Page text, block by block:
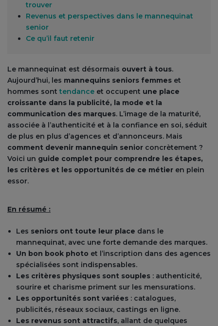
trouver
Revenus et perspectives dans le mannequinat
senior
Ce qu’il faut retenir
Le mannequinat est désormais ouvert à tous.
Aujourd’hui, les mannequins seniors femmes et
hommes sonttendance et occupent une place
croissante dans la publicité, la mode et la
communication des marques. L’image de la maturité,
associée à l’authenticité et à la confiance en soi, séduit
de plus en plus d’agences et d’annonceurs. Mais
comment devenir mannequin senior concrètement ?
Voici un guide complet pour comprendre les étapes,
les critères et les opportunités de ce métier en plein
essor.
En résumé :
Les seniors ont toute leur place dans le
mannequinat, avec une forte demande des marques.
Un bon book photo et l’inscription dans des agences
spécialisées sont indispensables.
Les critères physiques sont souples : authenticité,
sourire et charisme priment sur les mensurations.
Les opportunités sont variées : catalogues,
publicités, réseaux sociaux, castings en ligne.
Les revenus sont attractifs, allant de quelques